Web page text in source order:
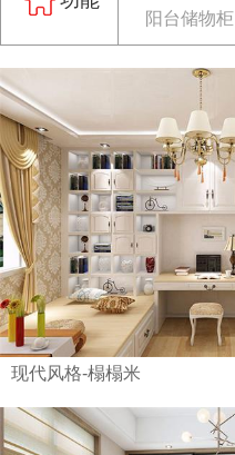
阳台储物柜
现代风格-榻榻米